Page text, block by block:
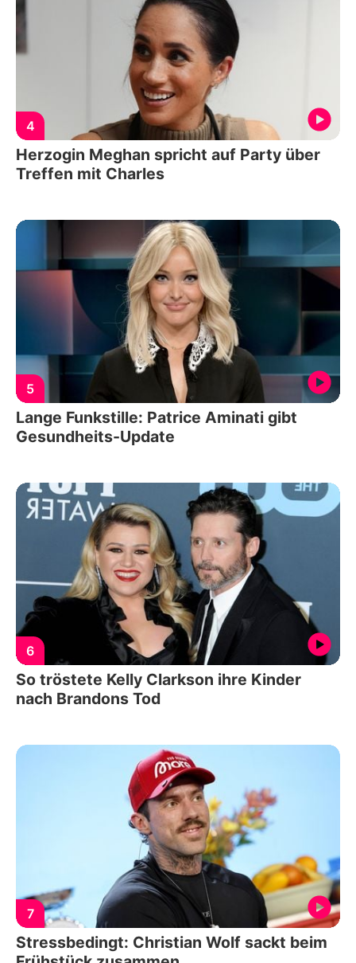
4
Herzogin Meghan spricht auf Party über
Treffen mit Charles
5
Lange Funkstille: Patrice Aminati gibt
Gesundheits-Update
6
So tröstete Kelly Clarkson ihre Kinder
nach Brandons Tod
7
Stressbedingt: Christian Wolf sackt beim